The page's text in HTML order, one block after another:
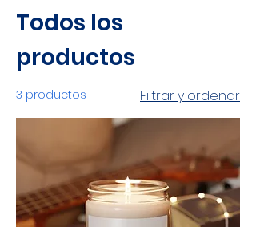
Todos los
productos
3 productos Filtrar y ordenar